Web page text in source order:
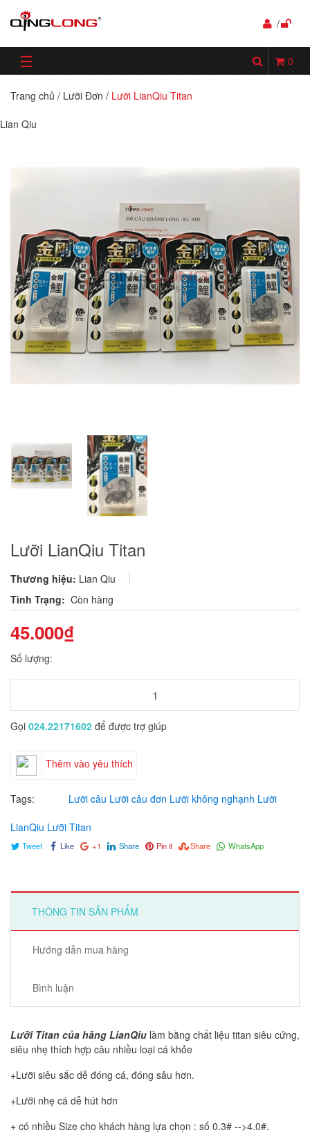
/
☰ 0
Trang chủ / Lưỡi Đơn / Lưỡi LianQiu Titan
Lian Qiu
Lưỡi LianQiu Titan
Thương hiệu: Lian Qiu
Tình Trạng: Còn hàng
45.000₫
Số lượng:
Gọi 024.22171602 để được trợ giúp
Thêm vào yêu thích
Tags: Lưỡi câu Lưỡi câu đơn Lưỡi không nghạnh Lưỡi
LianQiu Lưỡi Titan
Tweet Like +1 Share Pin it Share WhatsApp
THÔNG TIN SẢN PHẨM
Hướng dẫn mua hàng
Bình luận
Lưỡi Titan của hãng LianQiu làm bằng chất liệu titan siêu cứng,
siêu nhẹ thích hợp câu nhiều loại cá khỏe
+Lưỡi siêu sắc dễ đóng cá, đóng sâu hơn.
+Lưỡi nhẹ cá dễ hút hơn
+ có nhiều Size cho khách hàng lựa chọn : số 0.3# -->4.0#.